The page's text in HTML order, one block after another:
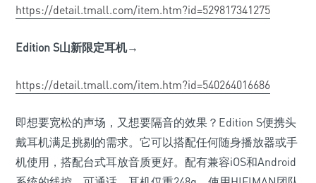
https://detail.tmall.com/item.htm?id=529817341275
Edition S山新限定耳机→
https://detail.tmall.com/item.htm?id=540264016686
即想要宽松的声场，又想要隔音的效果？Edition S便携头
戴耳机满足挑剔的需求。它可以搭配任何随身播放器或手
机使用，搭配台式耳放音质更好。配有兼容iOS和Android